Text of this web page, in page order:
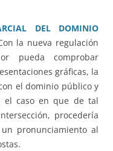
DEL DOMINIO
la nueva regulación
pueda comprobar
gráficas, la
el dominio público y
el caso en que de tal
procedería
pronunciamiento al